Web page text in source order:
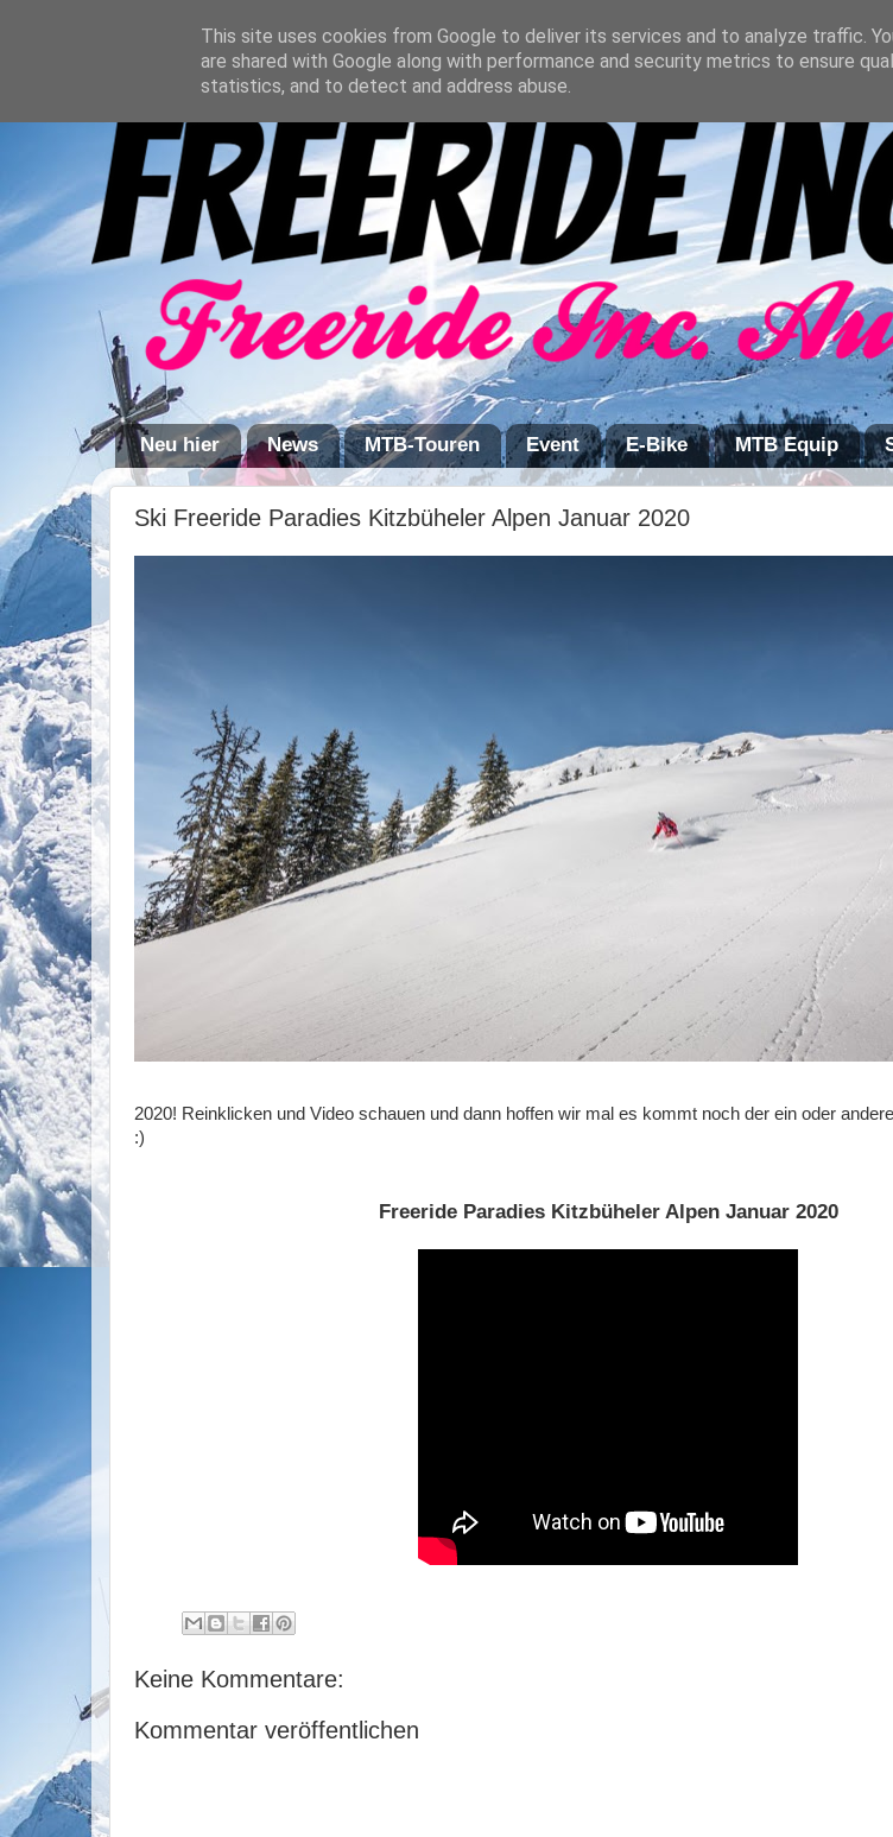
Neu hier News MTB-Touren Event E-Bike MTB Equip
Ski Freeride Paradies Kitzbüheler Alpen Januar 2020
2020! Reinklicken und Video schauen und dann hoffen wir mal es kommt noch der ein oder
:)
Freeride Paradies Kitzbüheler Alpen Januar 2020
Keine Kommentare:
Kommentar veröffentlichen
This site uses cookies from Google to deliver its services and to analyze traffic.
are shared with Google along with performance and security metrics to ensure
statistics, and to detect and address abuse.